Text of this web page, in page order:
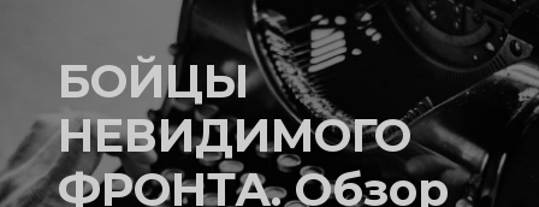
БОЙЦЫ
НЕВИДИМОГО
ФРОНТА. Обзор